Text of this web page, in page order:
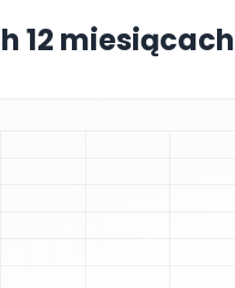
12 miesiącach